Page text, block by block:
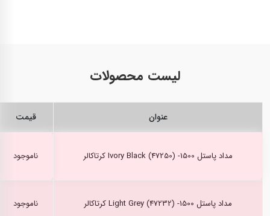
لیست محصولات
عنوان قیمت
مداد پاستل Ivory Black (47250) -1500 کرتاکالر ناموجود
مداد پاستل Light Grey (47232) -1500 کرتاکالر ناموجود